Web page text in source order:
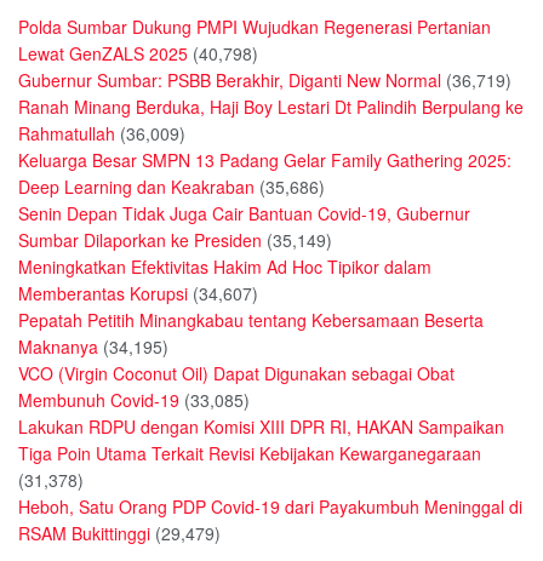
Polda Sumbar Dukung PMPI Wujudkan Regenerasi Pertanian
Lewat GenZALS 2025 (40,798)
Gubernur Sumbar: PSBB Berakhir, Diganti New Normal (36,719)
Ranah Minang Berduka, Haji Boy Lestari Dt Palindih Berpulang ke
Rahmatullah (36,009)
Keluarga Besar SMPN 13 Padang Gelar Family Gathering 2025:
Deep Learning dan Keakraban (35,686)
Senin Depan Tidak Juga Cair Bantuan Covid-19, Gubernur
Sumbar Dilaporkan ke Presiden (35,149)
Meningkatkan Efektivitas Hakim Ad Hoc Tipikor dalam
Memberantas Korupsi (34,607)
Pepatah Petitih Minangkabau tentang Kebersamaan Beserta
Maknanya (34,195)
VCO (Virgin Coconut Oil) Dapat Digunakan sebagai Obat
Membunuh Covid-19 (33,085)
Lakukan RDPU dengan Komisi XIII DPR RI, HAKAN Sampaikan
Tiga Poin Utama Terkait Revisi Kebijakan Kewarganegaraan
(31,378)
Heboh, Satu Orang PDP Covid-19 dari Payakumbuh Meninggal di
RSAM Bukittinggi (29,479)